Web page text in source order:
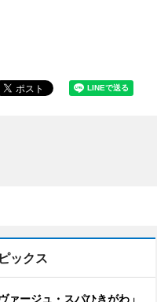
ックス
ァージュ・スパひきがわ」